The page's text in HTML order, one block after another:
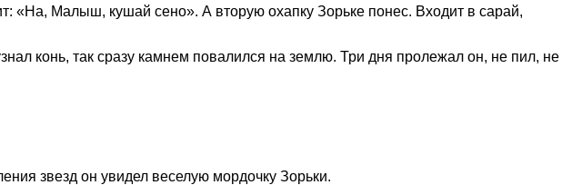
«На, Малыш, кушай сено». А вторую охапку Зорьке понес. Входит в сарай,
конь, так сразу камнем повалился на землю. Три дня пролежал он, не пил, не
звезд он увидел веселую мордочку Зорьки.